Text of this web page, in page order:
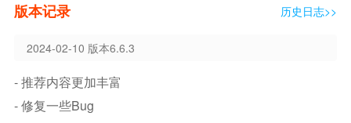
版本记录 历史日志>>
2024-02-10 版本6.6.3
- 推荐内容更加丰富
- 修复一些bug